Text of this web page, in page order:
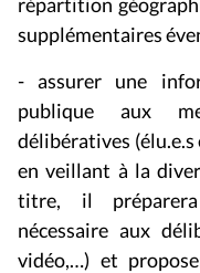
supplémentaires
- assurer une
publique aux
délibératives
en veillant à la
titre, il préparera
nécessaire aux
vidéo,…) et